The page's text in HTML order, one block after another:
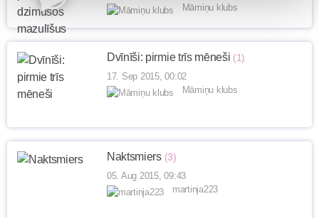
Māmiņu klubs
Dvīnīši: pirmie trīs mēneši (1)
17. Sep 2015, 00:02
Māmiņu klubs
Naktsmiers (3)
05. Aug 2015, 09:43
martinja223